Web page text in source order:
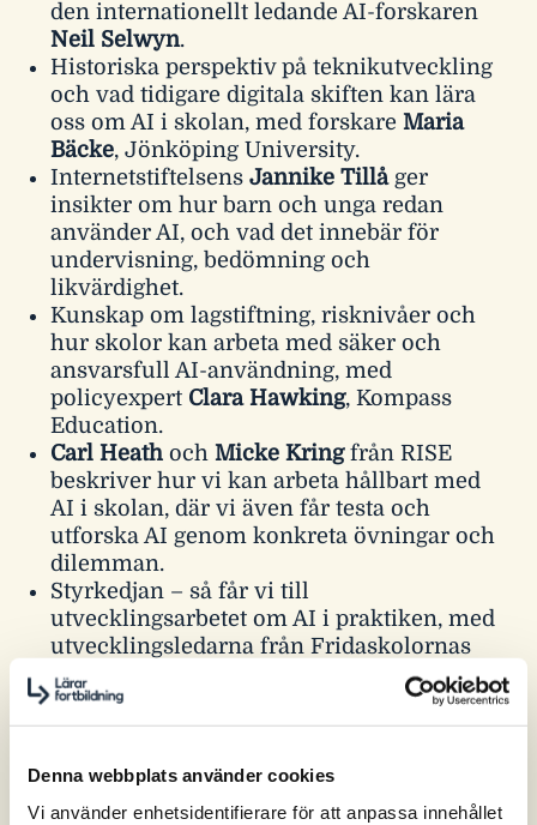
Denna webbplats använder cookies
Vi använder enhetsidentifierare för att anpassa innehållet
den internationellt ledande AI-forskaren
Neil Selwyn.
Historiska perspektiv på teknikutveckling
och vad tidigare digitala skiften kan lära
oss om AI i skolan, med forskareMaria
Bäcke, Jönköping University.
InternetstiftelsensJannike Tillåger
insikter om hur barn och unga redan
använder AI, och vad det innebär för
undervisning, bedömning och
likvärdighet.
Kunskap om lagstiftning, risknivåer och
hur skolor kan arbeta med säker och
ansvarsfull AI-användning, med
policyexpert Clara Hawking, Kompass
Education.
Carl HeathochMicke Kringfrån RISE
beskriver hur vi kan arbeta hållbart med
AI i skolan, där vi även får testa och
utforska AI genom konkreta övningar och
dilemman.
Styrkedjan – så får vi till
utvecklingsarbetet om AI i praktiken, med
utvecklingsledarna från Fridaskolornas
AI-Hub,
Johan
Arnell.
Alex Örtegren, Umeå universitet, beskriver
postdigital demokrati, och hur vi bäst
möter dem.